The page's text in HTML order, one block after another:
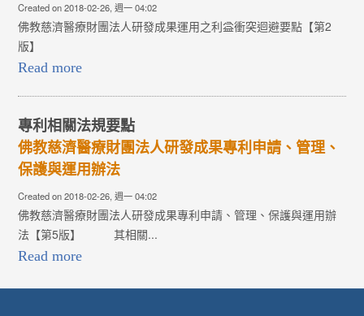
Created on 2018-02-26, 週一 04:02
佛教慈濟醫療財團法人研發成果運用之利益衝突迴避要點【第2
版】
Read more
專利相關法規要點
佛教慈濟醫療財團法人研發成果專利申請、管理、
保護與運用辦法
Created on 2018-02-26, 週一 04:02
佛教慈濟醫療財團法人研發成果專利申請、管理、保護與運用辦
法【第5版】 其相關...
Read more